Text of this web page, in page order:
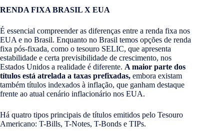
RENDA FIXA BRASIL X EUA
É essencial compreender as diferenças entre a renda fixa nos
EUA e no Brasil. Enquanto no Brasil temos opções de renda
fixa pós-fixada, como o tesouro SELIC, que apresenta
estabilidade e certa previsibilidade de crescimento, nos
Estados Unidos a realidade é diferente. A maior parte dos
títulos está atrelada a taxas prefixadas, embora existam
também títulos indexados à inflação, que ganham destaque
frente ao atual cenário inflacionário nos EUA.
Há quatro tipos principais de títulos emitidos pelo Tesouro
Americano: T-Bills, T-Notes, T-Bonds e TIPs.